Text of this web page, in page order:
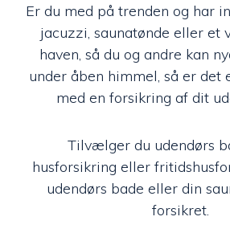
Er du med på trenden og har
jacuzzi, saunatønde eller et
haven, så du og andre kan
under åben himmel, så er det
med en forsikring af dit
Tilvælger du udendørs
husforsikring eller
udendørs bade eller din
forsikret.